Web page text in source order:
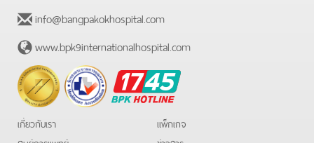
info@bangpakokhospital.com
www.bpk9internationalhospital.com
BPK
Hotline
เกี่ยวกับเรา
แพ็กเกจ